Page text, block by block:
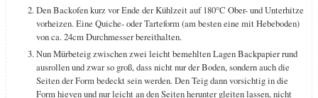
Den Backofen kurz vor Ende der Kühlzeit auf 180°C Ober- und Unterhitze
vorheizen. Eine Quiche- oder Tarteform (am besten eine mit Hebeboden)
von ca. 24cm Durchmesser bereithalten.
Nun Mürbeteig zwischen zwei leicht bemehlten Lagen Backpapier rund
ausrollen und zwar so groß, dass nicht nur der Boden, sondern auch die
Seiten der Form bedeckt sein werden. Den Teig dann vorsichtig in die
Form hieven und nur leicht an den Seiten herunter gleiten lassen, nicht